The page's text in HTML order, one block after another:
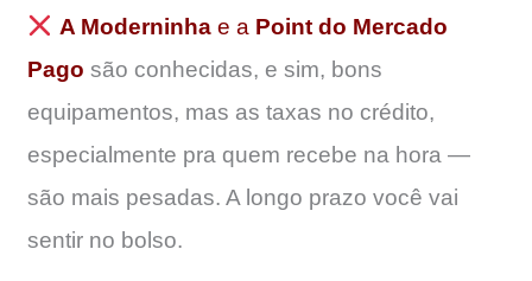
A Moderninhae a Point do Mercado
Pago são conhecidas, e sim, bons
equipamentos, mas as taxas no crédito,
especialmente pra quem recebe na hora —
são mais pesadas. A longo prazo você vai
sentir no bolso.